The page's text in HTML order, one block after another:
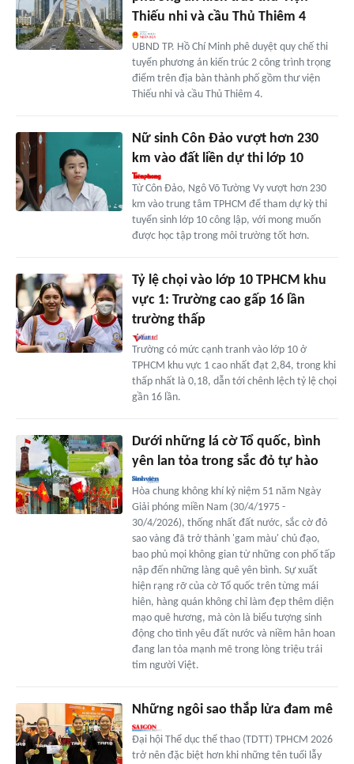
Thiếu nhi và cầu Thủ Thiêm 4
UBND TP. Hồ Chí Minh phê duyệt quy chế thi
tuyển phương án kiến trúc 2 công trình trọng
điểm trên địa bàn thành phố gồm thư viện
Thiếu nhi và cầu Thủ Thiêm 4.
Nữ sinh Côn Đảo vượt hơn 230
km vào đất liền dự thi lớp 10
Từ Côn Đảo, Ngô Võ Tường Vy vượt hơn 230
km vào trung tâm TPHCM để tham dự kỳ thi
tuyển sinh lớp 10 công lập, với mong muốn
được học tập trong môi trường tốt hơn.
Tỷ lệ chọi vào lớp 10 TPHCM khu
vực 1: Trường cao gấp 16 lần
trường thấp
Trường có mức cạnh tranh vào lớp 10 ở
TPHCM khu vực 1 cao nhất đạt 2,84, trong khi
thấp nhất là 0,18, dẫn tới chênh lệch tỷ lệ chọi
gần 16 lần.
Dưới những lá cờ Tổ quốc, bình
yên lan tỏa trong sắc đỏ tự hào
Hòa chung không khí kỷ niệm 51 năm Ngày
Giải phóng miền Nam (30/4/1975 -
30/4/2026), thống nhất đất nước, sắc cờ đỏ
sao vàng đã trở thành 'gam màu' chủ đạo,
bao phủ mọi không gian từ những con phố tấp
nập đến những làng quê yên bình. Sự xuất
hiện rạng rỡ của cờ Tổ quốc trên từng mái
hiên, hàng quán không chỉ làm đẹp thêm diện
mạo quê hương, mà còn là biểu tượng sinh
động cho tình yêu đất nước và niềm hân hoan
đang lan tỏa mạnh mẽ trong lòng triệu trái
tim người Việt.
Những ngôi sao thắp lửa đam mê
Đại hội Thể dục thể thao (TDTT) TPHCM 2026
trở nên đặc biệt hơn khi những tên tuổi lẫy